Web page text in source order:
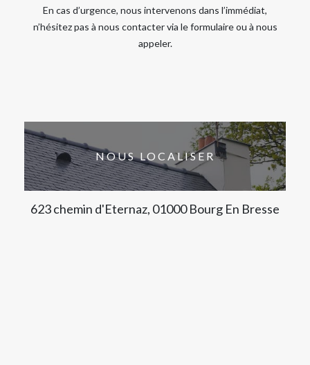
En cas d’urgence, nous intervenons dans l’immédiat,
n’hésitez pas à nous contacter via le formulaire ou à nous
appeler.
NOUS LOCALISER
623 chemin d'Eternaz, 01000 Bourg En Bresse